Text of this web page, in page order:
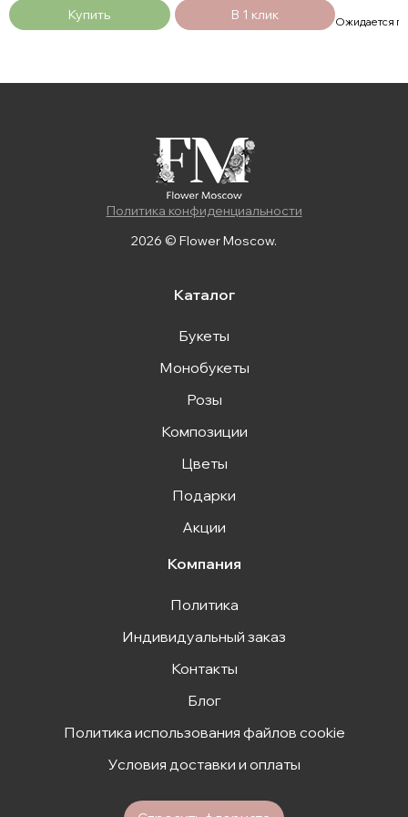
Купить В 1 клик Ожидается
Политика конфиденциальности
2026 © Flower Moscow.
Каталог
Букеты
Монобукеты
Розы
Композиции
Цветы
Подарки
Акции
Компания
Политика
Индивидуальный заказ
Контакты
Блог
Политика использования файлов cookie
Условия доставки и оплаты